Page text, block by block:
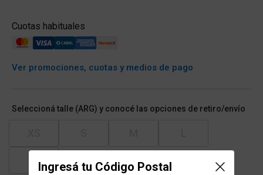
Ingresá tu Código Postal
Cuotas habituales
Ver promociones, cuotas y medios de pago
Seleccioná talle (ARG) y conocé las opciones de retiro/envío
XL